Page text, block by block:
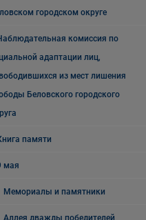
городском округе
комиссия по
адаптации лиц,
из мест лишения
Беловского городского
памяти
мая
Мемориалы и памятники
Аллея дважды победителей